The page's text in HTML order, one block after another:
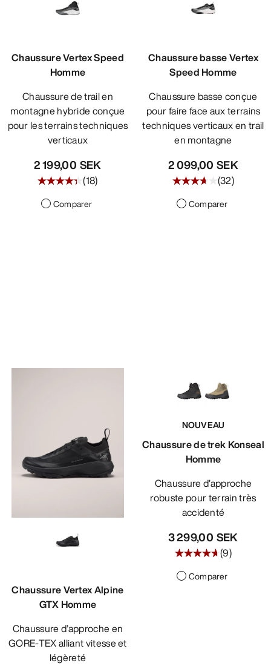
DÉCOUVRIR
Chaussure Vertex Speed
Homme
Chaussure de trail en
montagne hybride conçue
pour les terrains techniques
verticaux
2 199,00 SEK
(18)
Comparer
Chaussure basse Vertex
Speed Homme
Chaussure basse conçue
pour faire face aux terrains
techniques verticaux en trail
en montagne
2 099,00 SEK
(32)
Comparer
Chaussure Vertex Alpine
GTX Homme
Chaussure d’approche en
GORE-TEX alliant vitesse et
légèreté
NOUVEAU
Chaussure de trek Konseal
Homme
Chaussure d’approche
robuste pour terrain très
accidenté
3 299,00 SEK
(9)
Comparer